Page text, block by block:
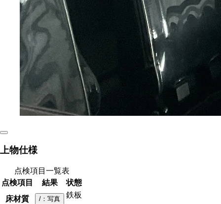
上物仕様
点検項目一覧表
点検項目
結果
状態
床材質
/ ：写真 鉄板